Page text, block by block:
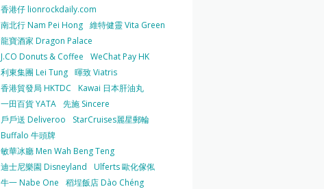
香港仔 lionrockdaily.com
南北行 Nam Pei Hong 維特健靈 Vita Green
龍寶酒家 Dragon Palace
J.CO Donuts & Coffee
WeChat Pay HK
利東集團 Lei Tung 暉致 Viatris
香港貿發局 HKTDC
Kawai 日本肝油丸
一田百貨 YATA 先施 Sincere
戶戶送 Deliveroo
StarCruises麗星郵輪
Buffalo 牛頭牌
敏華冰廳 Men Wah Beng Teng
迪士尼樂園 Disneyland
Ulferts 歐化傢俬
牛一 Nabe One
稻埕飯店 Dào Chéng